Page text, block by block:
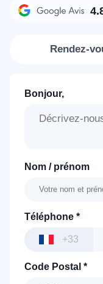
Rendez-
Bonjour,
Nom / prénom
Téléphone *
+33
Code Postal *